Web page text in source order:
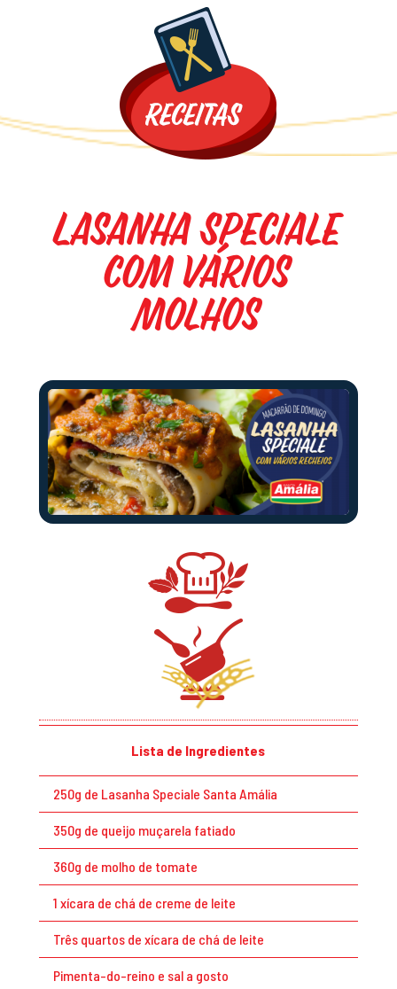
Lasanha Speciale
com Vários
Molhos
Lista de Ingredientes
250g de Lasanha Speciale Santa Amália
350g de queijo muçarela fatiado
360g de molho de tomate
1 xícara de chá de creme de leite
Três quartos de xícara de chá de leite
Pimenta-do-reino e sal a gosto